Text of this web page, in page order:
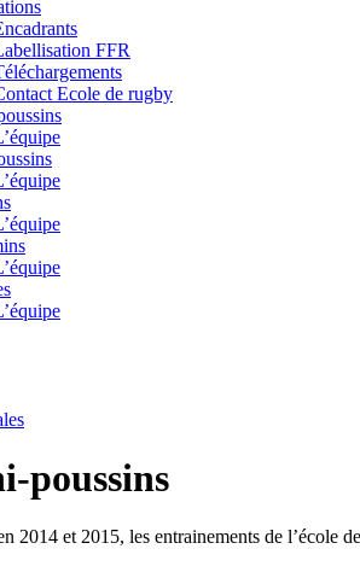
FFR
Ecole de rugby
poussins
2014 et 2015, les entrainements de l’école